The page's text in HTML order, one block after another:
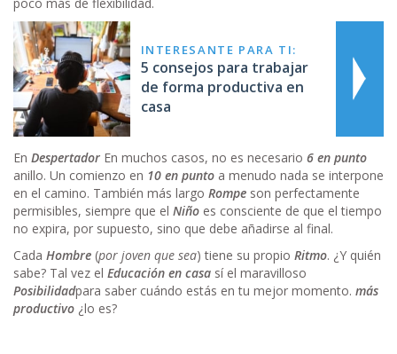
INTERESANTE PARA TI:
5 consejos para trabajar
de forma productiva en
casa
En Despertador En muchos casos, no es necesario 6 en punto
anillo. Un comienzo en 10 en punto a menudo nada se interpone
en el camino. También más largo Rompe son perfectamente
permisibles, siempre que el Niño es consciente de que el tiempo
no expira, por supuesto, sino que debe añadirse al final.
Cada Hombre (por joven que sea) tiene su propio Ritmo. ¿Y quién
sabe? Tal vez el Educación en casa sí el maravilloso
Posibilidadpara saber cuándo estás en tu mejor momento. más
productivo ¿lo es?